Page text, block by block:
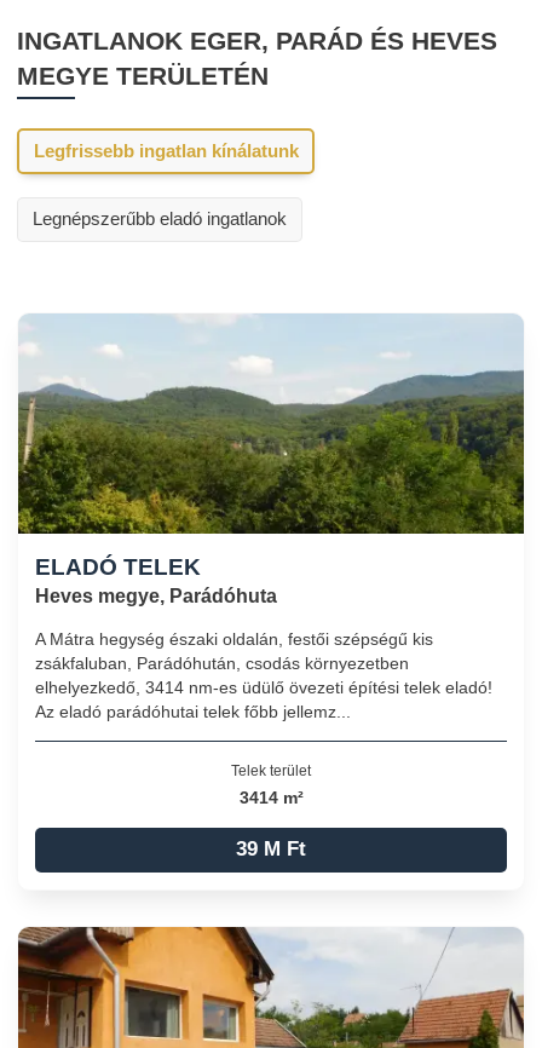
INGATLANOK EGER, PARÁD ÉS HEVES
MEGYE TERÜLETÉN
Legfrissebb ingatlan kínálatunk
Legnépszerűbb eladó ingatlanok
ELADÓ TELEK
Heves megye, Parádóhuta
A Mátra hegység északi oldalán, festői szépségű kis
zsákfaluban, Parádóhután, csodás környezetben
elhelyezkedő, 3414 nm-es üdülő övezeti építési telek eladó!
Az eladó parádóhutai telek főbb jellemz...
Telek terület
3414 m²
39 M Ft